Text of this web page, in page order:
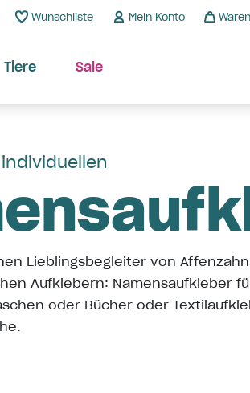
Wunschliste Mein Konto
Tiere Sale
Lieblingsbegleiter von
Aufklebern: Namensaufkleber
oder Bücher oder